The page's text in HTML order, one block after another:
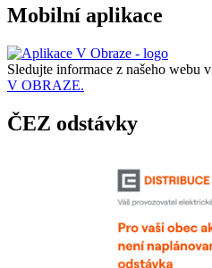
Mobilní aplikace
Sledujte informace z našeho webu v
V OBRAZE.
ČEZ odstávky